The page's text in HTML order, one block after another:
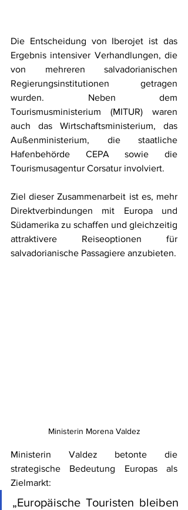
Die Entscheidung von Iberojet ist das
Ergebnis intensiver Verhandlungen, die
von mehreren salvadorianischen
Regierungsinstitutionen getragen
wurden. Neben dem
Tourismusministerium (MITUR) waren
auch das Wirtschaftsministerium, das
Außenministerium, die staatliche
Hafenbehörde CEPA sowie die
Tourismusagentur Corsatur involviert.
Ziel dieser Zusammenarbeit ist es, mehr
Direktverbindungen mit Europa und
Südamerika zu schaffen und gleichzeitig
attraktivere Reiseoptionen für
salvadorianische Passagiere anzubieten.
Ministerin Morena Valdez
Ministerin Valdez betonte die
strategische Bedeutung Europas als
Zielmarkt:
„Europäische Touristen bleiben